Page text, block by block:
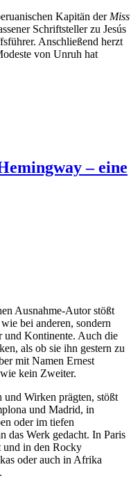
Kapitän der Miss
Schriftsteller zu Jesús
Anschließend herzt
von Unruh hat
– eine
Ausnahme-Autor stößt
bei anderen, sondern
und Kontinente. Auch die
als ob sie ihn gestern zu
mit Namen Ernest
kein Zweiter.
und Wirken prägten, stößt
und Madrid, in
oder im tiefen
das Werk gedacht. In Paris
in den Rocky
oder auch in Afrika